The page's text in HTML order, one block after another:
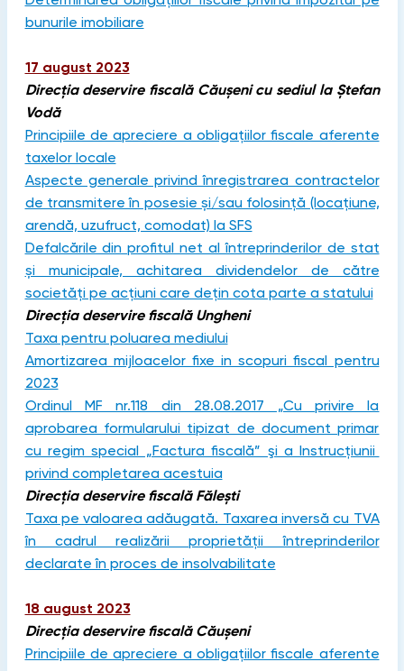
bunurile imobiliare
17 august 2023
Direcția deservire fiscală Căușeni cu sediul la Ștefan
Vodă
Principiile de apreciere a obligațiilor fiscale aferente
taxelor locale
Aspecte generale privind înregistrarea contractelor
de transmitere în posesie și/sau folosință (locațiune,
arendă, uzufruct, comodat) la SFS
Defalcările din profitul net al întreprinderilor de stat
și municipale, achitarea dividendelor de către
societăți pe acțiuni care dețin cota parte a statului
Direcția deservire fiscală Ungheni
Taxa pentru poluarea mediului
Amortizarea mijloacelor fixe in scopuri fiscal pentru
2023
Ordinul MF nr.118 din 28.08.2017 „Cu privire la
aprobarea formularului tipizat de document primar
cu regim special „Factura fiscală” şi a Instrucţiunii
privind completarea acestuia
Direcția deservire fiscală Fălești
Taxa pe valoarea adăugată. Taxarea inversă cu TVA
în cadrul realizării proprietății întreprinderilor
declarate în proces de insolvabilitate
18 august 2023
Direcția deservire fiscală Căușeni
Principiile de apreciere a obligațiilor fiscale aferente